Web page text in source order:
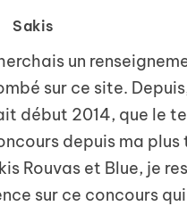
Sakis
un
sur ce site. Depuis,
début 2014, que le
depuis ma plus
Rouvas et Blue, je
sur ce concours